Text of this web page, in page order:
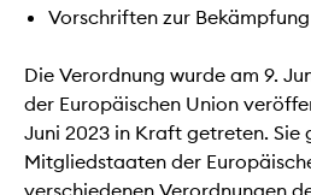
Vorschriften zur
Die Verordnung wurde am 9.
der Europäischen Union
Juni 2023 in Kraft getreten. Sie
Mitgliedstaaten der